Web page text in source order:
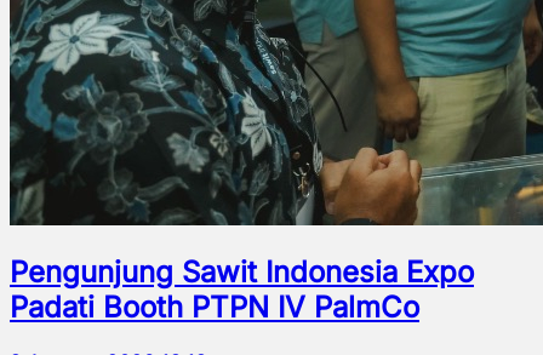
Pengunjung Sawit Indonesia Expo
Padati Booth PTPN IV PalmCo